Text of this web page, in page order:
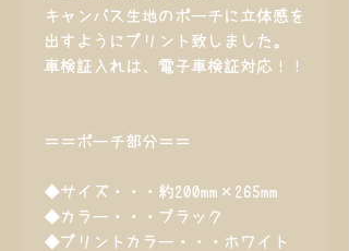
キャンバス生地のポーチに立体感を
出すようにプリント致しました。
車検証入れは、電子車検証対応！！
＝＝ポーチ部分＝＝
◆サイズ・・・約200mm×265mm
◆カラー・・・ブラック
◆プリントカラー・・・ホワイト